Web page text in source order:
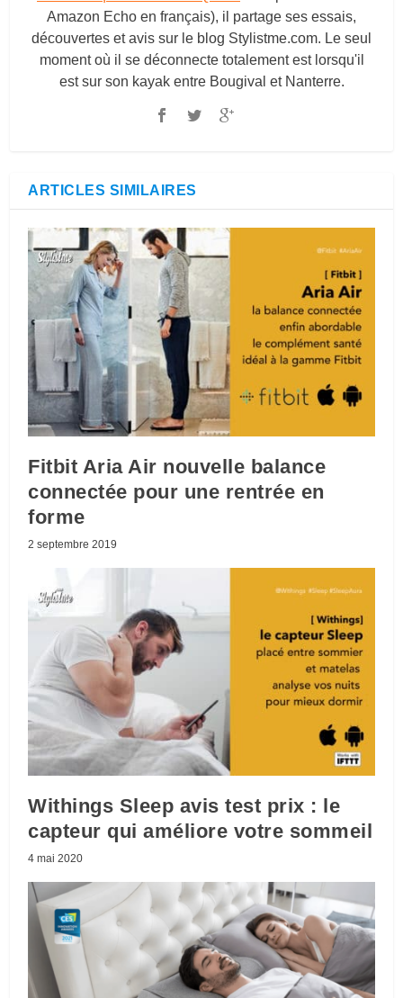
Amazon Echo en français), il partage ses essais,
découvertes et avis sur le blog Stylistme.com. Le seul
moment où il se déconnecte totalement est lorsqu'il
est sur son kayak entre Bougival et Nanterre.
ARTICLES SIMILAIRES
Fitbit Aria Air nouvelle balance
connectée pour une rentrée en
forme
2 septembre 2019
Withings Sleep avis test prix : le
capteur qui améliore votre sommeil
4 mai 2020